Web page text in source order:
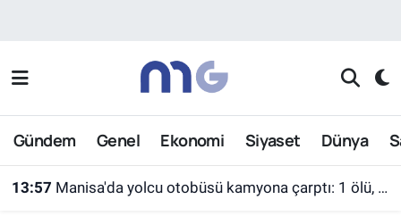
Gündem Genel Ekonomi Siyaset Dünya
13:57 Manisa'da yolcu otobüsü kamyona çarptı: 1 ölü, 7 yaralı
Nöbetçi Eczaneler
Hava Durumu